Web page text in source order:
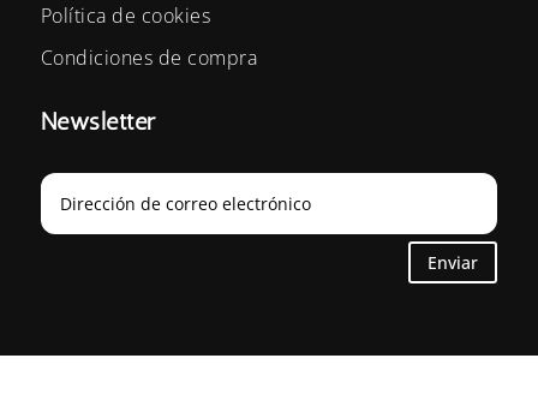
Política de cookies
Condiciones de compra
Newsletter
Enviar